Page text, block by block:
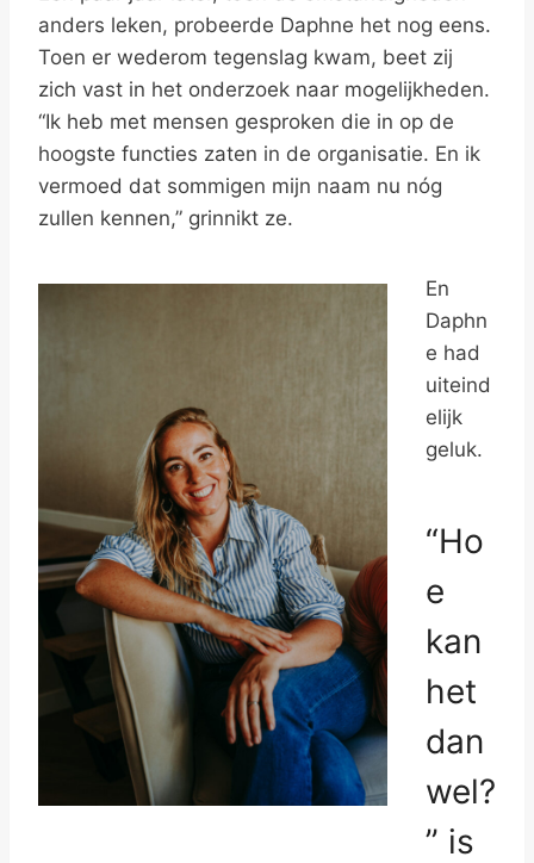
anders leken, probeerde Daphne het nog eens.
Toen er wederom tegenslag kwam, beet zij
zich vast in het onderzoek naar mogelijkheden.
“Ik heb met mensen gesproken die in op de
hoogste functies zaten in de organisatie. En ik
vermoed dat sommigen mijn naam nu nóg
zullen kennen,” grinnikt ze.
En
Daphn
e had
uiteind
elijk
geluk.
“Ho
e
kan
het
dan
wel?
” is